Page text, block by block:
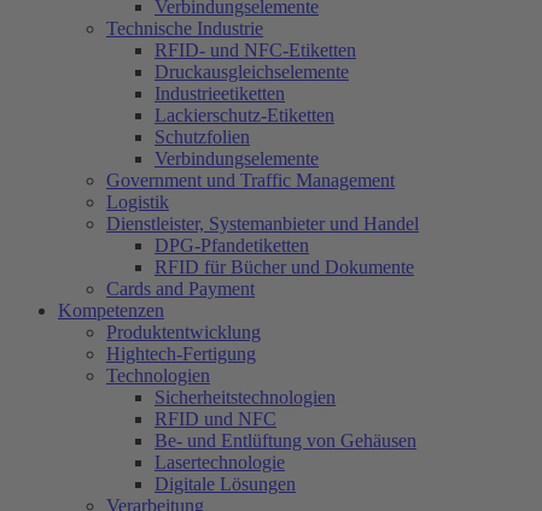
Verbindungselemente
Technische Industrie
RFID- und NFC-Etiketten
Druckausgleichselemente
Industrieetiketten
Lackierschutz-Etiketten
Schutzfolien
Verbindungselemente
Government und Traffic Management
Logistik
Dienstleister, Systemanbieter und Handel
DPG-Pfandetiketten
RFID für Bücher und Dokumente
Cards and Payment
Kompetenzen
Produktentwicklung
Hightech-Fertigung
Technologien
Sicherheitstechnologien
RFID und NFC
Be- und Entlüftung von Gehäusen
Lasertechnologie
Digitale Lösungen
Verarbeitung